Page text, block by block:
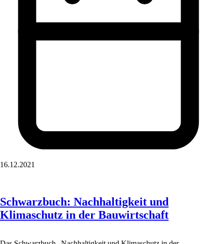
16.12.2021
Schwarzbuch: Nachhaltigkeit und
Klimaschutz in der Bauwirtschaft